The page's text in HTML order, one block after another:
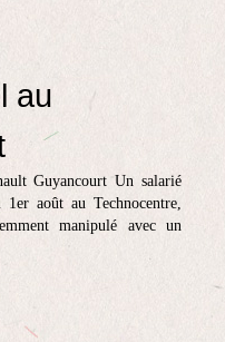
au
Guyancourt Un salarié
août au Technocentre,
manipulé avec un